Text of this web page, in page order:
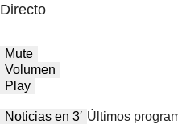
Directo
Mute
Volumen
Play
Noticias en 3′ Últimos